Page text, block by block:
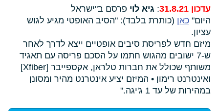
עדכון 31.8.21 : גיא לוי פרסם ב"ישראל
היום" כאן (כותרת בלבד): "הסיב האופטי מגיע לגוש
עציון.
מיזם חדש לפריסת סיבים אופטיים ייצא לדרך לאחר
ש-7 ישובים מהגוש חתמו על הסכם פריסה עם תאגיד
משותף שכולל את חברות טלראן, אקספייבר [Xfiber]
ואינטרנט רימון • המיזם יציע אינטרנט מהיר ומסונן
במהירות של עד 1 ג'יגה."